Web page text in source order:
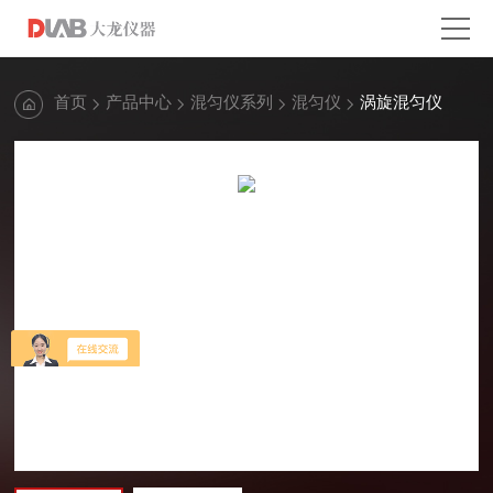
首页 产品中心 混匀仪系列 混匀仪 涡旋混匀仪